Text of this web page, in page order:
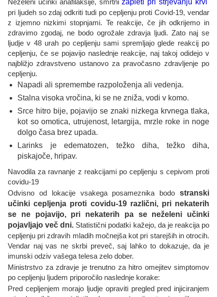
Neželeni učinki anafilaksije, smrtnizapleti pri strjevanju krvi
pri ljudeh so zdaj odkriti tudi po cepljenju proti Covid-19, vendar
z izjemno nizkimi stopnjami. Te reakcije, če jih odkrijemo in
zdravimo zgodaj, ne bodo ogrožale zdravja ljudi. Zato naj se
ljudje v 48 urah po cepljenju sami spremljajo glede reakcij po
cepljenju, če se pojavijo naslednje reakcije, naj takoj odidejo v
najbližjo zdravstveno ustanovo za pravočasno zdravljenje po
cepljenju.
Napadi ali spremembe razpoloženja ali vedenja.
Stalna visoka vročina, ki se ne zniža, vodi v komo.
Srce hitro bije, pojavijo se znaki nizkega krvnega tlaka,
kot so omotica, utrujenost, letargija, mrzle roke in noge
dolgo časa brez upada.
Larinks je edematozen, težko diha, težko diha,
piskajoče, hripav.
Navodila za ravnanje z reakcijami po cepljenju s cepivom proti
covidu-19
Odvisno od lokacije vsakega posameznika bodo stranski
učinki cepljenja proti covidu-19 različni, pri nekaterih
se ne pojavijo, pri nekaterih pa se neželeni učinki
pojavljajo več dni. Statistični podatki kažejo, da je reakcija po
cepljenju pri zdravih mladih močnejša kot pri starejših in otrocih.
Vendar naj vas ne skrbi preveč, saj lahko to dokazuje, da je
imunski odziv vašega telesa zelo dober.
Ministrstvo za zdravje je trenutno za hitro omejitev simptomov
po cepljenju ljudem priporočilo naslednje korake:
Pred cepljenjem morajo ljudje opraviti pregled pred injiciranjem